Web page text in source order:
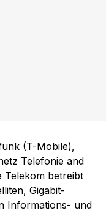
(T-Mobile),
Telefonie and
Telekom betreibt
Gigabit-
Informations- und